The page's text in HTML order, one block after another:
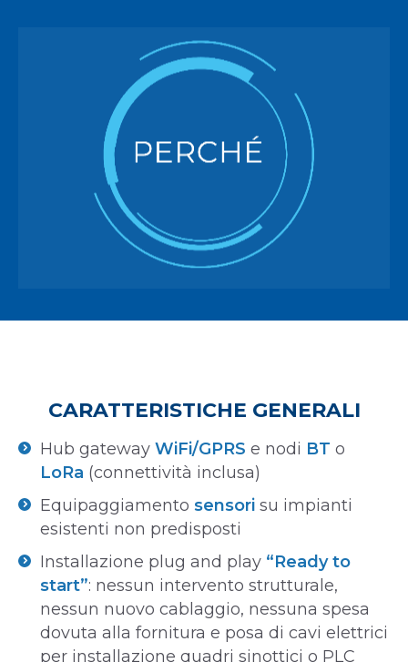
PERCHÉ
VPlant è una soluzione che permette di
raccogliere dati essenziali in tempo reale
consentendo alle aziende di prendere decisioni
più consapevoli, di rendere più sicuro il lavoro e
più semplice ed economica la gestione dei
macchinari mediante strategie di
manutenzione predittiva.
CARATTERISTICHE GENERALI
Hub gateway WiFi/GPRS e nodi BT o
LoRa (connettività inclusa)
Equipaggiamento sensori su impianti
esistenti non predisposti
Installazione plug and play “Ready to
start”: nessun intervento strutturale,
nessun nuovo cablaggio, nessuna spesa
dovuta alla fornitura e posa di cavi elettrici
per installazione quadri sinottici o PLC